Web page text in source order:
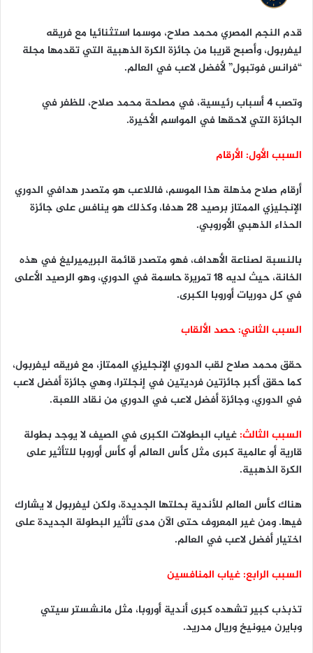
ن
ا
قدم النجم المصري محمد صلاح، موسما استثنائيا مع فريقه
ليفربول، وأصبح قريبا من جائزة الكرة الذهبية التي تقدمها مجلة
“فرانس فوتبول” لأفضل لاعب في العالم.
وتصب 4 أسباب رئيسية، في مصلحة محمد صلاح، للظفر في
الجائزة التي لاحقها في المواسم الأخيرة.
السبب الأول: الأرقام
أرقام صلاح مذهلة هذا الموسم، فاللاعب هو متصدر هدافي الدوري
الإنجليزي الممتاز برصيد 28 هدفا، وكذلك هو ينافس على جائزة
الحذاء الذهبي الأوروبي.
بالنسبة لصناعة الأهداف، فهو متصدر قائمة البريميرليغ في هذه
الخانة، حيث لديه 18 تمريرة حاسمة في الدوري، وهو الرصيد الأعلى
في كل دوريات أوروبا الكبرى.
السبب الثاني: حصد الألقاب
حقق محمد صلاح لقب الدوري الإنجليزي الممتاز، مع فريقه ليفربول،
كما حقق أكبر جائزتين فرديتين في إنجلترا، وهي جائزة أفضل لاعب
في الدوري، وجائزة أفضل لاعب في الدوري من نقاد اللعبة.
السبب الثالث:غياب البطولات الكبرى في الصيف لا يوجد بطولة
قارية أو عالمية كبرى مثل كأس العالم أو كأس أوروبا للتأثير على
الكرة الذهبية.
هناك كأس العالم للأندية بحلتها الجديدة، ولكن ليفربول لا يشارك
فيها. ومن غير المعروف حتى الآن مدى تأثير البطولة الجديدة على
اختيار أفضل لاعب في العالم.
السبب الرابع: غياب المنافسين
تذبذب كبير تشهده كبرى أندية أوروبا، مثل مانشستر سيتي
وبايرن ميونيخ وريال مدريد.